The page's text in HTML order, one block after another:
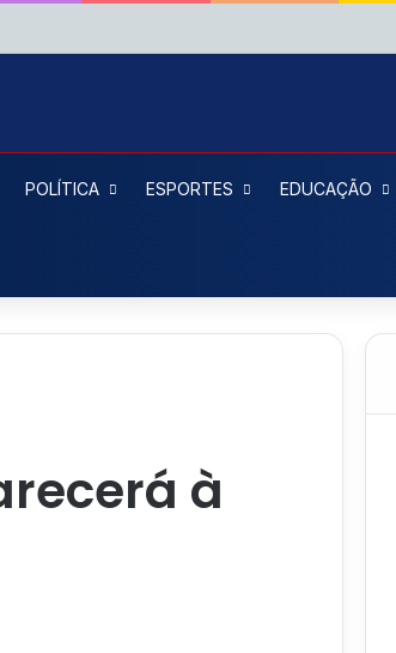
POLÍTICA ESPORTES EDUCAÇÃO
à